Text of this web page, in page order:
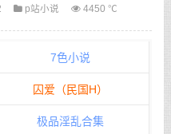
p站小说 4450 ℃
7色小说
囚爱（民国H）
极品淫乱合集